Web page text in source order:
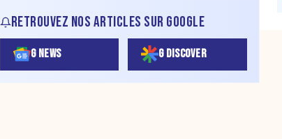
RETROUVEZ NOS ARTICLES SUR GOOGLE
G NEWS G DISCOVER